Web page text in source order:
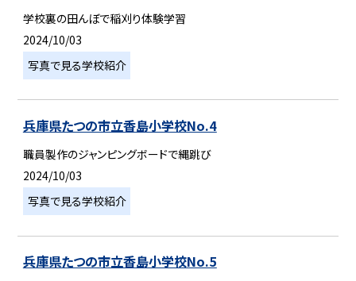
学校裏の田んぼで稲刈り体験学習
2024/10/03
写真で見る学校紹介
兵庫県たつの市立香島小学校No.4
職員製作のジャンピングボードで縄跳び
2024/10/03
写真で見る学校紹介
兵庫県たつの市立香島小学校No.5